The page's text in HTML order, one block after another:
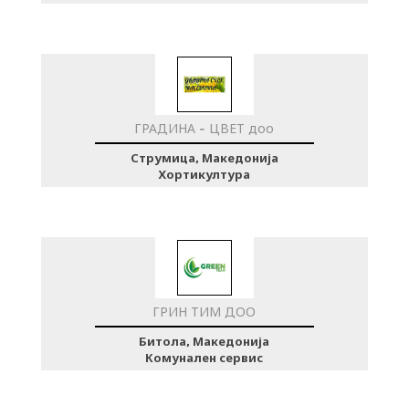
ГРАДИНА - ЦВЕТ доо
Струмица, Македонија
Хортикултура
ГРИН ТИМ ДОО
Битола, Македонија
Комунален сервис